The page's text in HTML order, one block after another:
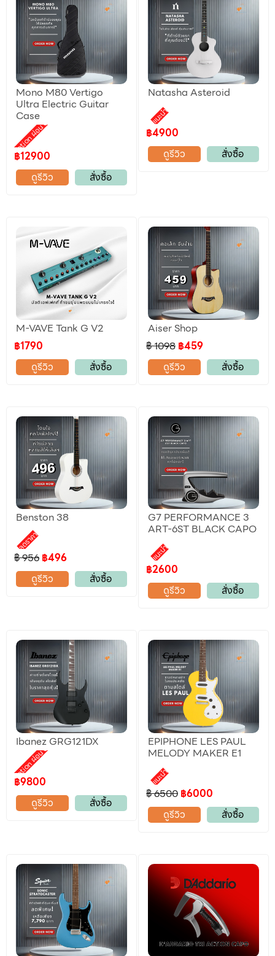
Mono M80 Vertigo
Ultra Electric Guitar
Case
Promotion ผ่อน 0%
฿12900
ดูรีวิว
สั่งซื้อ
Natasha Asteroid
แนะนำ
฿4900
ดูรีวิว
สั่งซื้อ
M-VAVE Tank G V2
฿1790
ดูรีวิว
สั่งซื้อ
Aiser Shop
฿ 1098 ฿459
ดูรีวิว
สั่งซื้อ
Benston 38
ลดราคา
฿ 956 ฿496
ดูรีวิว
สั่งซื้อ
G7 PERFORMANCE 3
ART-6ST BLACK CAPO
แนะนำ
฿2600
ดูรีวิว
สั่งซื้อ
Ibanez GRG121DX
Promotion ผ่อน 0%
฿9800
ดูรีวิว
สั่งซื้อ
EPIPHONE LES PAUL
MELODY MAKER E1
แนะนำ
฿ 6500 ฿6000
ดูรีวิว
สั่งซื้อ